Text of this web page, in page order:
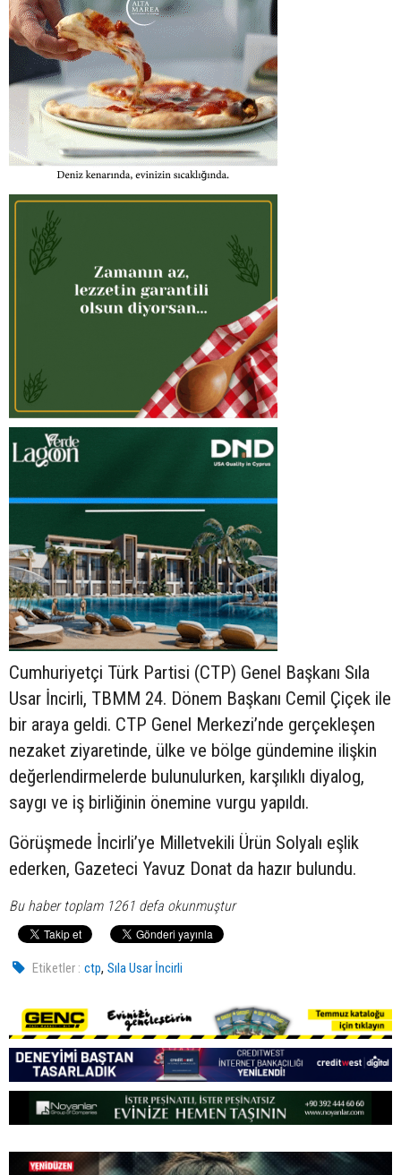
Cumhuriyetçi Türk Partisi (CTP) Genel Başkanı Sıla
Usar İncirli, TBMM 24. Dönem Başkanı Cemil Çiçek ile
bir araya geldi. CTP Genel Merkezi’nde gerçekleşen
nezaket ziyaretinde, ülke ve bölge gündemine ilişkin
değerlendirmelerde bulunulurken, karşılıklı diyalog,
saygı ve iş birliğinin önemine vurgu yapıldı.
Görüşmede İncirli’ye Milletvekili Ürün Solyalı eşlik
ederken, Gazeteci Yavuz Donat da hazır bulundu.
Bu haber toplam 1261 defa okunmuştur
Etiketler : ctp,Sıla Usar İncirli